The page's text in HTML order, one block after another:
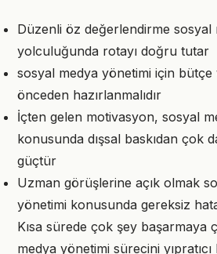
Düzenli öz değerlendirme sosyal
yolculuğunda rotayı doğru tutar
sosyal medya yönetimi için bütçe
önceden hazırlanmalıdır
İçten gelen motivasyon, sosyal
konusunda dışsal baskıdan çok
güçtür
Uzman görüşlerine açık olmak
yönetimi konusunda gereksiz
Kısa sürede çok şey başarmaya
medya yönetimi sürecini